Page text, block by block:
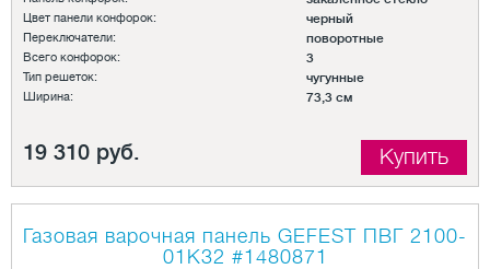
Цвет панели конфорок: черный
Переключатели: поворотные
Всего конфорок: 3
Тип решеток: чугунные
Ширина: 73,3 см
19 310 руб. Купить
Газовая варочная панель GEFEST ПВГ 2100-
01К32 #1480871